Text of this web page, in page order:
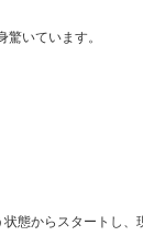
いています。
態からスタートし、